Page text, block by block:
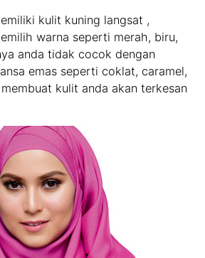
kulit kuning langsat ,
warna seperti merah, biru,
anda tidak cocok dengan
emas seperti coklat, caramel,
kulit anda akan terkesan